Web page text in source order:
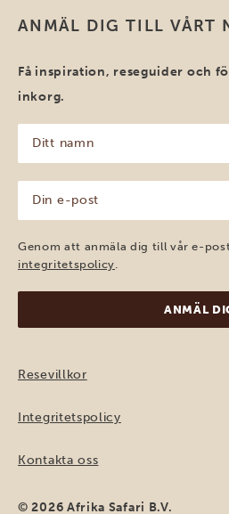
ANMÄL DIG TILL VÅRT
Få inspiration, reseguider och
inkorg.
namn
(Obligatoriskt)
post
(Obligatoriskt)
Genom att anmäla dig till vår e-
integritetspolicy.
Resevillkor
Integritetspolicy
Kontakta oss
© 2026 Afrika Safari B.V.